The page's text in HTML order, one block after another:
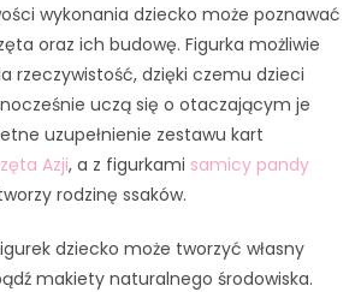
wykonania dziecko może poznawać
oraz ich budowę. Figurka możliwie
rzeczywistość, dzięki czemu dzieci
uczą się o otaczającym je
uzupełnienie zestawu kart
Azji, a z figurkami samicy pandy
rodzinę ssaków.
dziecko może tworzyć własny
makiety naturalnego środowiska.